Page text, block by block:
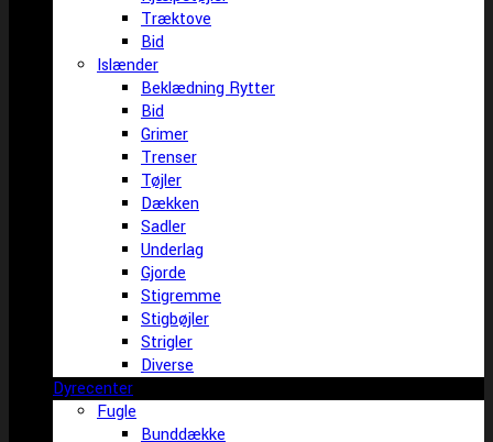
Træktove
Bid
Islænder
Beklædning Rytter
Bid
Grimer
Trenser
Tøjler
Dækken
Sadler
Underlag
Gjorde
Stigremme
Stigbøjler
Strigler
Diverse
Dyrecenter
Fugle
Bunddække